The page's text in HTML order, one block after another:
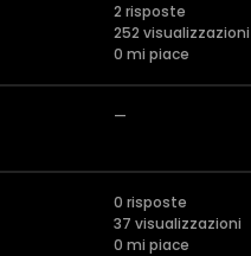
2 risposte
252 visualizzazioni
0 mi piace
—
0 risposte
37 visualizzazioni
0 mi piace